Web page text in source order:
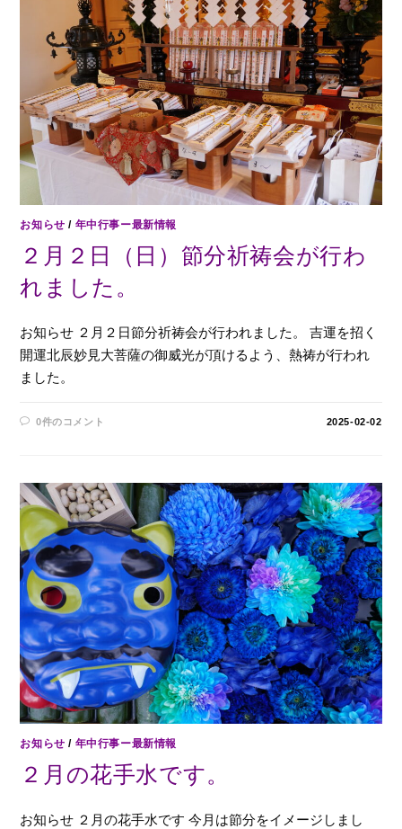
お知らせ / 年中行事ー最新情報
２月２日（日）節分祈祷会が行わ
れました。
お知らせ ２月２日節分祈祷会が行われました。 吉運を招く
開運北辰妙見大菩薩の御威光が頂けるよう、熱祷が行われ
ました。
0件のコメント 2025-02-02
お知らせ / 年中行事ー最新情報
２月の花手水です。
お知らせ ２月の花手水です 今月は節分をイメージしまし